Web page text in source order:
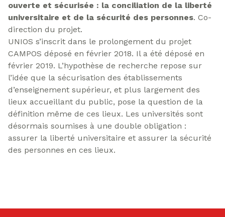
ouverte et sécurisée : la conciliation de la liberté
universitaire et de la sécurité des personnes. Co-
direction du projet.
UNIOS s’inscrit dans le prolongement du projet
CAMPOS déposé en février 2018. Il a été déposé en
février 2019. L’hypothèse de recherche repose sur
l’idée que la sécurisation des établissements
d’enseignement supérieur, et plus largement des
lieux accueillant du public, pose la question de la
définition même de ces lieux. Les universités sont
désormais soumises à une double obligation :
assurer la liberté universitaire et assurer la sécurité
des personnes en ces lieux.